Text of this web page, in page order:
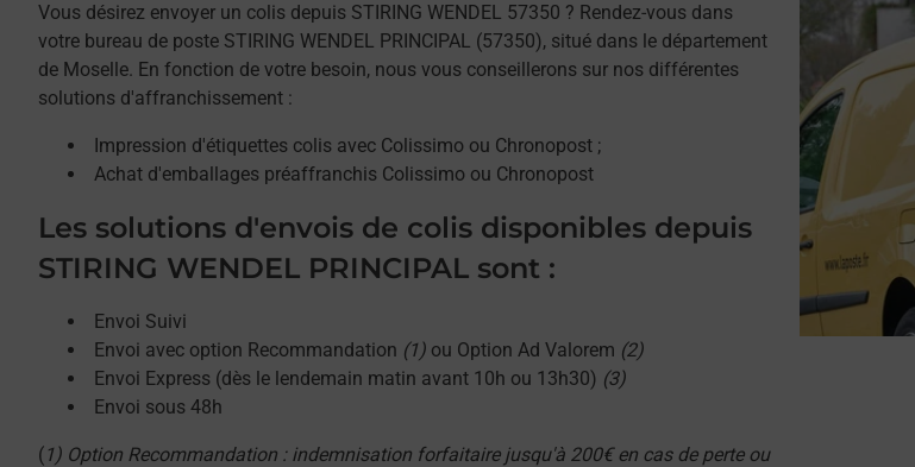
Vous désirez envoyer un colis depuis STIRING WENDEL 57350 ? Rendez-vous dans
votre bureau de poste STIRING WENDEL PRINCIPAL (57350), situé dans le département
de Moselle. En fonction de votre besoin, nous vous conseillerons sur nos différentes
solutions d'affranchissement :
Impression d'étiquettes colis avec Colissimo ou Chronopost ;
Achat d'emballages préaffranchis Colissimo ou Chronopost
Les solutions d'envois de colis disponibles depuis
STIRING WENDEL PRINCIPAL sont :
Envoi Suivi
Envoi avec option Recommandation (1) ou Option Ad Valorem (2)
Envoi Express (dès le lendemain matin avant 10h ou 13h30) (3)
Envoi sous 48h
( 1) Option Recommandation : indemnisation forfaitaire jusqu'à 200€ en cas de perte ou